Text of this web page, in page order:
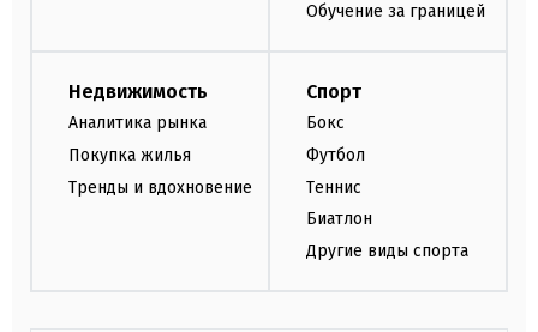
Обучение за границей
Недвижимость
Аналитика рынка
Покупка жилья
Тренды и вдохновение
Спорт
Бокс
Футбол
Теннис
Биатлон
Другие виды спорта